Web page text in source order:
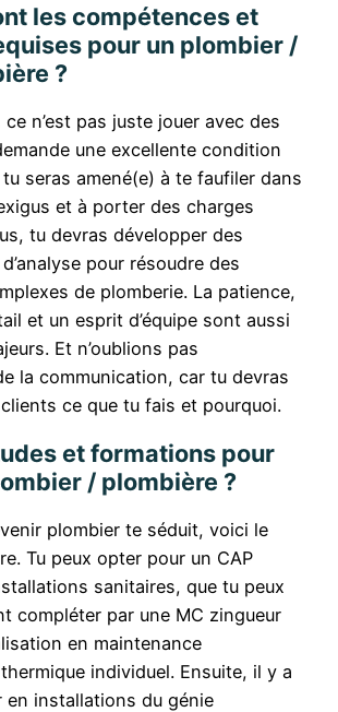
les compétences et
pour un plombier /
?
n’est pas juste jouer avec des
une excellente condition
seras amené(e) à te faufiler dans
et à porter des charges
tu devras développer des
pour résoudre des
de plomberie. La patience,
et un esprit d’équipe sont aussi
Et n’oublions pas
la communication, car tu devras
ce que tu fais et pourquoi.
et formations pour
/ plombière ?
plombier te séduit, voici le
Tu peux opter pour un CAP
sanitaires, que tu peux
compléter par une MC zingueur
en maintenance
thermique individuel. Ensuite, il y a
en installations du génie